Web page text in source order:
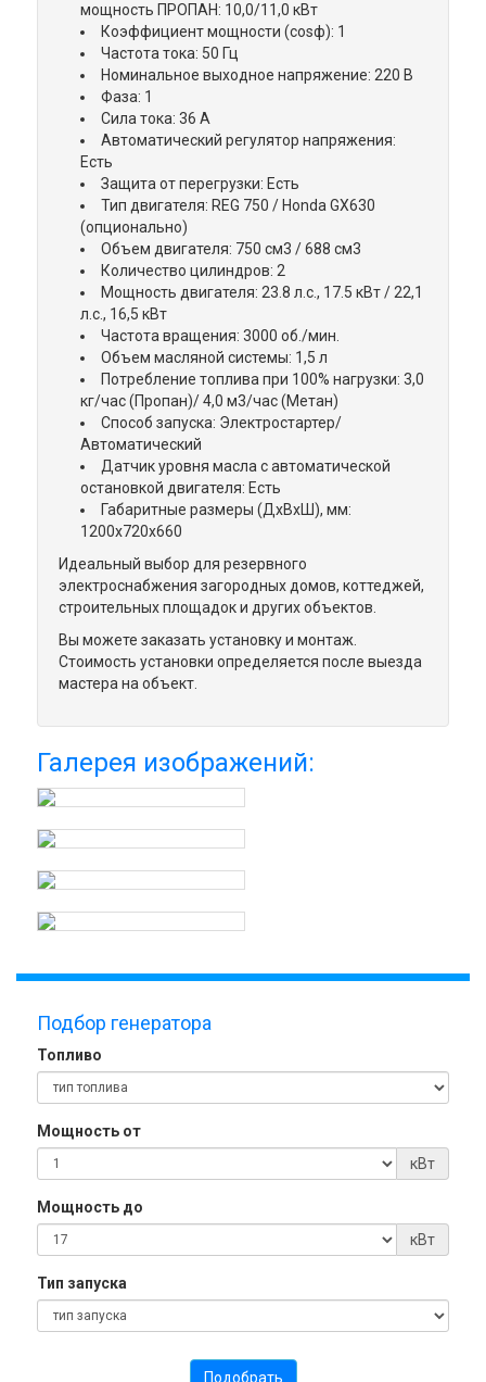
мощность ПРОПАН: 10,0/11,0 кВт
Коэффициент мощности (cosф): 1
Частота тока: 50 Гц
Номинальное выходное напряжение: 220 В
Фаза: 1
Сила тока: 36 А
Автоматический регулятор напряжения:
Есть
Защита от перегрузки: Есть
Тип двигателя: REG 750 / Honda GX630
(опционально)
Объем двигателя: 750 см3 / 688 см3
Количество цилиндров: 2
Мощность двигателя: 23.8 л.с., 17.5 кВт / 22,1
л.с., 16,5 кВт
Частота вращения: 3000 об./мин.
Объем масляной системы: 1,5 л
Потребление топлива при 100% нагрузки: 3,0
кг/час (Пропан)/ 4,0 м3/час (Метан)
Способ запуска: Электростартер/
Автоматический
Датчик уровня масла с автоматической
остановкой двигателя: Есть
Габаритные размеры (ДхВхШ), мм:
1200х720х660
Идеальный выбор для резервного
электроснабжения загородных домов, коттеджей,
строительных площадок и других объектов.
Вы можете заказать установку и монтаж.
Стоимость установки определяется после выезда
мастера на объект.
Галерея изображений:
Подбор генератора
Топливо
Мощность от
кВт
Мощность до
кВт
Тип запуска
Подобрать